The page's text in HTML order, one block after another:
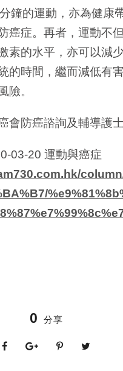
鐘的運動，亦為健康
癌症。再者，運動不
素的水平，亦可以減
的時間，繼而減低有
險。
會防癌諮詢及輔導護
03-20 運動與癌症
0 分享